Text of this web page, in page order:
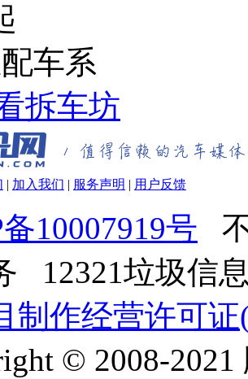
车系
拆车坊
| 加入我们 | 服务声明 | 用户反馈
10007919号
12321垃圾信
制作经营许可证
© 2008-